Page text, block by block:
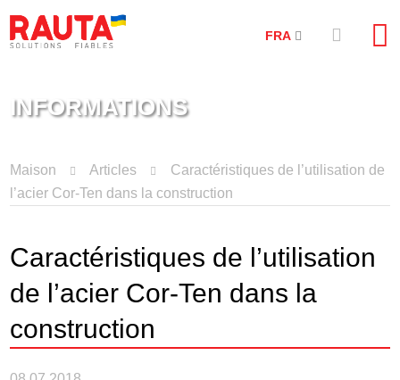
FRA
INFORMATIONS
Maison Articles
Caractéristiques de l’utilisation de
l’acier Cor-Ten dans la construction
Caractéristiques de l’utilisation
de l’acier Cor-Ten dans la
construction